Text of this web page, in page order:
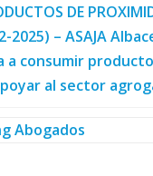
DE
2025) – ASAJA
a consumir
al sector
Abogados